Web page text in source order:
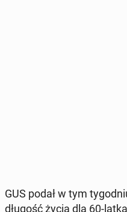
GUS podał w tym
długość życia dla 60-